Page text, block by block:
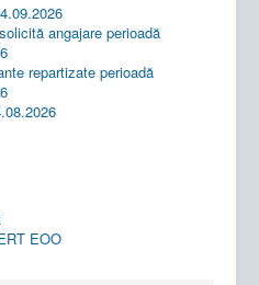
angajare perioadă
repartizate perioadă
EOO